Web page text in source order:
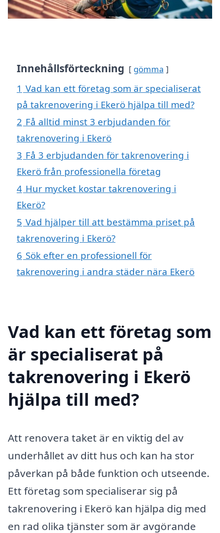
Innehållsförteckning gömma
1 Vad kan ett företag som är specialiserat
på takrenovering i Ekerö hjälpa till med?
2 Få alltid minst 3 erbjudanden för
takrenovering i Ekerö
3 Få 3 erbjudanden för takrenovering i
Ekerö från professionella företag
4 Hur mycket kostar takrenovering i
Ekerö?
5 Vad hjälper till att bestämma priset på
takrenovering i Ekerö?
6 Sök efter en professionell för
takrenovering i andra städer nära Ekerö
Vad kan ett företag som
är specialiserat på
takrenovering i Ekerö
hjälpa till med?
Att renovera taket är en viktig del av
underhållet av ditt hus och kan ha stor
påverkan på både funktion och utseende.
Ett företag som specialiserar sig på
takrenovering i Ekerö kan hjälpa dig med
en rad olika tjänster som är avgörande